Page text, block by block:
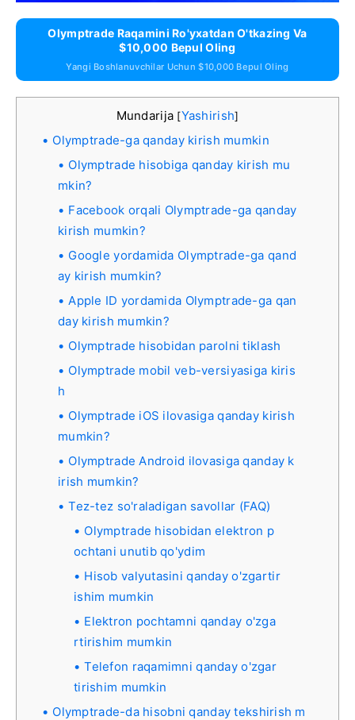
Olymptrade Raqamini Ro'yxatdan O'tkazing Va
$10,000 Bepul Oling
Yangi Boshlanuvchilar Uchun $10,000 Bepul Oling
Mundarija [Yashirish]
Olymptrade-ga qanday kirish mumkin
Olymptrade hisobiga qanday kirish mu
mkin?
Facebook orqali Olymptrade-ga qanday
kirish mumkin?
Google yordamida Olymptrade-ga qand
ay kirish mumkin?
Apple ID yordamida Olymptrade-ga qan
day kirish mumkin?
Olymptrade hisobidan parolni tiklash
Olymptrade mobil veb-versiyasiga kiris
h
Olymptrade iOS ilovasiga qanday kirish
mumkin?
Olymptrade Android ilovasiga qanday k
irish mumkin?
Tez-tez so'raladigan savollar (FAQ)
Olymptrade hisobidan elektron p
ochtani unutib qo'ydim
Hisob valyutasini qanday o'zgartir
ishim mumkin
Elektron pochtamni qanday o'zga
rtirishim mumkin
Telefon raqamimni qanday o'zgar
tirishim mumkin
Olymptrade-da hisobni qanday tekshirish m